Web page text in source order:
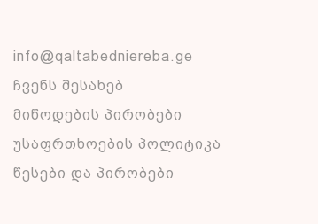
info@qaltabedniereba.ge
ჩვენს შესახებ
მიწოდების პირობები
უსაფრთხოების პოლიტიკა
წესები და პირობები